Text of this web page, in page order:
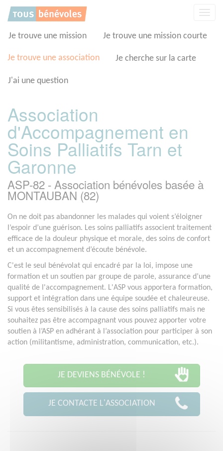
Je trouve une mission Je trouve une mission courte
Je trouve une association Je cherche sur la carte
J'ai une question
Association
d'Accompagnement en
Soins Palliatifs Tarn et
Garonne
ASP-82 - Association bénévoles basée à
MONTAUBAN (82)
On ne doit pas abandonner les malades qui voient s’éloigner
l’espoir d’une guérison. Les soins palliatifs associent traitement
efficace de la douleur physique et morale, des soins de confort
et un accompagnement d’écoute bénévole.
C'est le seul bénévolat qui encadré par la loi, impose une
formation et un soutien par groupe de parole, assurance d’une
qualité de l'accompagnement. L'ASP vous apportera formation,
support et intégration dans une équipe soudée et chaleureuse.
Si vous êtes sensibilisés à la cause des soins palliatifs mais ne
souhaitez pas être accompagnant vous pouvez apporter votre
soutien à l’ASP en adhérant à l’association pour participer à son
action (militantisme, administration, communication, etc.).
JE DEVIENS BÉNÉVOLE !
JE CONTACTE L'ASSOCIATION
Panneau de gestion des cookies